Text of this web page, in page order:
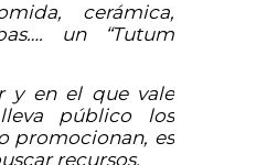
cerámica,
un “Tutum
y en el que vale
público los
promocionan, es
recursos.